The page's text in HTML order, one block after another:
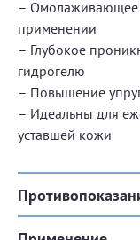
– Омолаживающее
применении
– Глубокое
гидрогелю
– Повышение
– Идеальны для
уставшей кожи